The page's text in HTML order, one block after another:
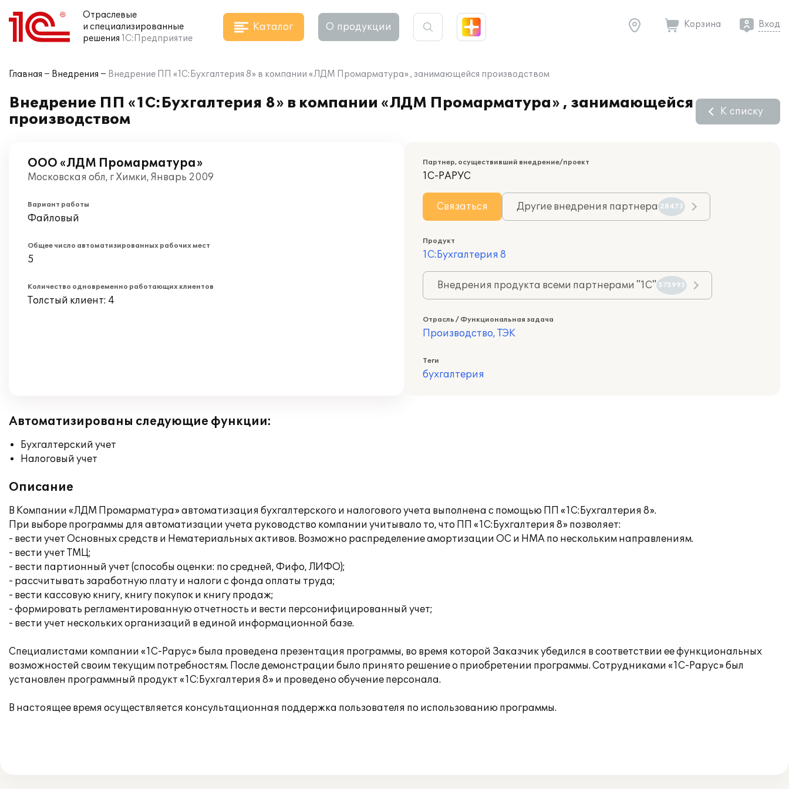
Отраслевые
и специализированные
решения 1С:Предприятие
Каталог О продукции Корзина Вход
Главная Внедрения Внедрение ПП «1С:Бухгалтерия 8» в компании «ЛДМ Промарматура» , занимающейся производством
Внедрение ПП «1С:Бухгалтерия 8» в компании «ЛДМ Промарматура» , занимающейся
производством
К списку
ООО «ЛДМ Промарматура»
Московская обл, г Химки, Январь 2009
Вариант работы
Файловый
Общее число автоматизированных рабочих мест
5
Количество одновременно работающих клиентов
Толстый клиент: 4
Партнер, осуществивший внедрение/проект
1С-РАРУС
Связаться Другие внедрения партнера 28473
Продукт
1С:Бухгалтерия 8
Внедрения продукта всеми партнерами "1С" 575993
Отрасль / Функциональная задача
Производство, ТЭК
Теги
бухгалтерия
Автоматизированы следующие функции:
Бухгалтерский учет
Налоговый учет
Описание
В Компании «ЛДМ Промарматура» автоматизация бухгалтерского и налогового учета выполнена с помощью ПП «1С:Бухгалтерия 8».
При выборе программы для автоматизации учета руководство компании учитывало то, что ПП «1С:Бухгалтерия 8» позволяет:
- вести учет Основных средств и Нематериальных активов. Возможно распределение амортизации ОС и НМА по нескольким направлениям.
- вести учет ТМЦ;
- вести партионный учет (способы оценки: по средней, Фифо, ЛИФО);
- рассчитывать заработную плату и налоги с фонда оплаты труда;
- вести кассовую книгу, книгу покупок и книгу продаж;
- формировать регламентированную отчетность и вести персонифицированный учет;
- вести учет нескольких организаций в единой информационной базе.
Специалистами компании «1С-Рарус» была проведена презентация программы, во время которой Заказчик убедился в соответствии ее функциональных
возможностей своим текущим потребностям. После демонстрации было принято решение о приобретении программы. Сотрудниками «1С-Рарус» был
установлен программный продукт «1С:Бухгалтерия 8» и проведено обучение персонала.
В настоящее время осуществляется консультационная поддержка пользователя по использованию программы.